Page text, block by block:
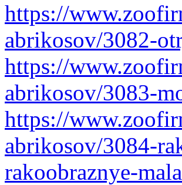
https://
abrikosov/3082-
https://
abrikosov/3083-
https://
abrikosov/3084-
rakoobraznye-